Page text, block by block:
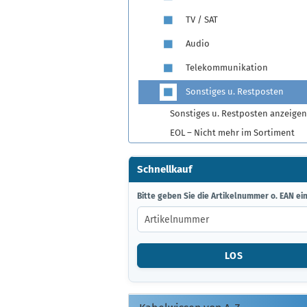
TV / SAT
Audio
Telekommunikation
Sonstiges u. Restposten
Sonstiges u. Restposten anzeigen
EOL – Nicht mehr im Sortiment
Schnellkauf
BITTE
GEBEN
SIE
DIE
ARTIKELNUMMER
EAN
EIN.
Bitte geben Sie die Artikelnummer o. EAN
LOS